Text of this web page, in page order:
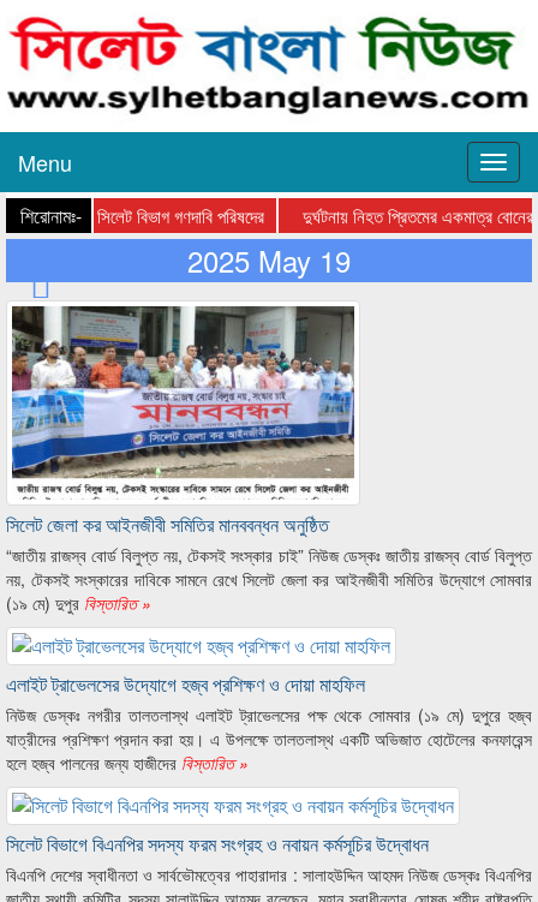
Menu
শিরোনামঃ-
দাবি সিলেট বিভাগ গণদাবি পরিষদের দুর্ঘটনায় নিহত প্রিতমের একমাত্র বোনের
2025 May 19
সিলেট জেলা কর আইনজীবী সমিতির মানববন্ধন অনুষ্ঠিত
“জাতীয় রাজস্ব বোর্ড বিলুপ্ত নয়, টেকসই সংস্কার চাই” নিউজ ডেস্কঃ জাতীয় রাজস্ব বোর্ড বিলুপ্ত
নয়, টেকসই সংস্কারের দাবিকে সামনে রেখে সিলেট জেলা কর আইনজীবী সমিতির উদ্যোগে সোমবার
(১৯ মে) দুপুর বিস্তারিত »
এলাইট ট্রাভেলসের উদ্যোগে হজ্ব প্রশিক্ষণ ও দোয়া মাহফিল
নিউজ ডেস্কঃ নগরীর তালতলাস্থ এলাইট ট্রাভেলসের পক্ষ থেকে সোমবার (১৯ মে) দুপুরে হজ্ব
যাত্রীদের প্রশিক্ষণ প্রদান করা হয়। এ উপলক্ষে তালতলাস্থ একটি অভিজাত হোটেলের কনফারেন্স
হলে হজ্ব পালনের জন্য হাজীদের বিস্তারিত »
সিলেট বিভাগে বিএনপির সদস্য ফরম সংগ্রহ ও নবায়ন কর্মসূচির উদ্বোধন
বিএনপি দেশের স্বাধীনতা ও সার্বভৌমত্বের পাহারাদার : সালাহউদ্দিন আহমদ নিউজ ডেস্কঃ বিএনপির